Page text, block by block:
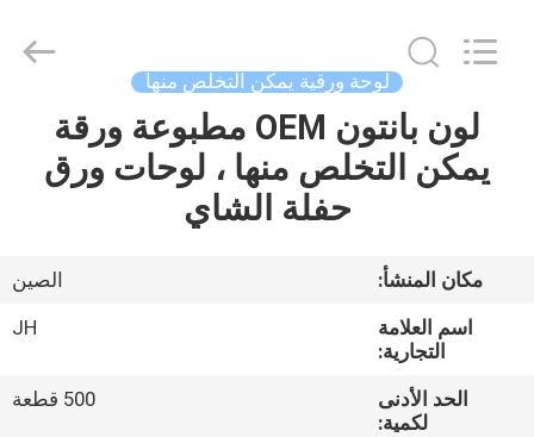
الصفحة
الرئيسية
معلومات
Material
لوحة ورقية يمكن التخلص منها
لون بانتون OEM مطبوعة ورقة
يمكن التخلص منها ، لوحات ورق
حفلة الشاي
مكان المنشأ:
الصين
اسم العلامة
التجارية:
JH
الحد الأدنى
لكمية:
500 قطعة